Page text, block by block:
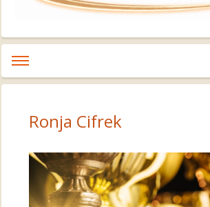
Ronja Cifrek